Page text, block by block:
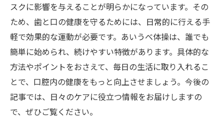
スクに影響を与えることが明らかになっています。その
ため、歯と口の健康を守るためには、日常的に行える手
軽で効果的な運動が必要です。あいうべ体操は、誰でも
簡単に始められ、続けやすい特徴があります。具体的な
方法やポイントをおさえて、毎日の生活に取り入れるこ
とで、口腔内の健康をもっと向上させましょう。今後の
記事では、日々のケアに役立つ情報をお届けしますの
で、ぜひご覧ください。